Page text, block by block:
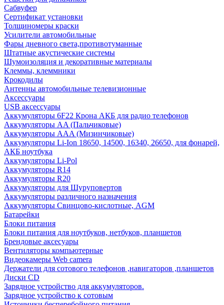
Сабвуфер
Сертификат установки
Толщиномеры краски
Усилители автомобильные
Фары дневного света,противотуманные
Штатные акустические системы
Шумоизоляция и декоративные материалы
Клеммы, клеммники
Крокодилы
Антенны автомобильные телевизионные
Аксессуары
USB аксессуары
Аккумуляторы 6F22 Крона АКБ для радио телефонов
Аккумуляторы AA (Пальчиковые)
Аккумуляторы AAA (Мизинчиковые)
Аккумуляторы Li-Ion 18650, 14500, 16340, 26650, для фонарей,
АКБ ноутбука
Аккумуляторы Li-Pol
Аккумуляторы R14
Аккумуляторы R20
Аккумуляторы для Шуруповертов
Аккумуляторы различного назначения
Аккумуляторы Свинцово-кислотные, AGM
Батарейки
Блоки питания
Блоки питания для ноутбуков, нетбуков, планшетов
Брендовые аксесуары
Вентиляторы компьютерные
Видеокамеры Web camera
Держатели для сотового телефонов ,навигаторов ,планшетов
Диски CD
Зарядное устройство для аккумуляторов.
Зарядное устройство к сотовым